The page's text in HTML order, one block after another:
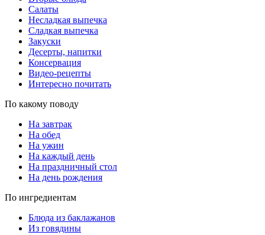
Салаты
Несладкая выпечка
Сладкая выпечка
Закуски
Десерты, напитки
Консервация
Видео-рецепты
Интересно почитать
По какому поводу
На завтрак
На обед
На ужин
На каждый день
На праздничный стол
На день рождения
По ингредиентам
Блюда из баклажанов
Из говядины